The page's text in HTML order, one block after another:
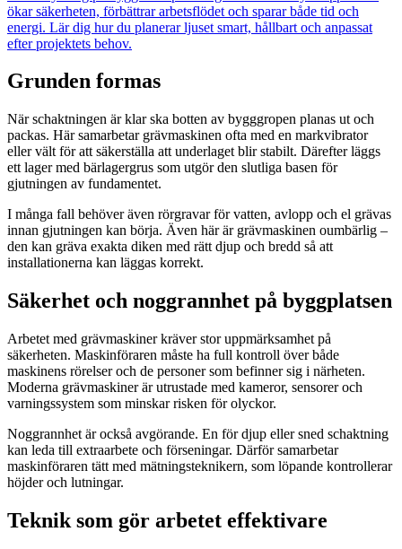
ökar säkerheten, förbättrar arbetsflödet och sparar både tid och
energi. Lär dig hur du planerar ljuset smart, hållbart och anpassat
efter projektets behov.
Grunden formas
När schaktningen är klar ska botten av bygggropen planas ut och
packas. Här samarbetar grävmaskinen ofta med en markvibrator
eller vält för att säkerställa att underlaget blir stabilt. Därefter läggs
ett lager med bärlagergrus som utgör den slutliga basen för
gjutningen av fundamentet.
I många fall behöver även rörgravar för vatten, avlopp och el grävas
innan gjutningen kan börja. Även här är grävmaskinen oumbärlig –
den kan gräva exakta diken med rätt djup och bredd så att
installationerna kan läggas korrekt.
Säkerhet och noggrannhet på byggplatsen
Arbetet med grävmaskiner kräver stor uppmärksamhet på
säkerheten. Maskinföraren måste ha full kontroll över både
maskinens rörelser och de personer som befinner sig i närheten.
Moderna grävmaskiner är utrustade med kameror, sensorer och
varningssystem som minskar risken för olyckor.
Noggrannhet är också avgörande. En för djup eller sned schaktning
kan leda till extraarbete och förseningar. Därför samarbetar
maskinföraren tätt med mätningsteknikern, som löpande kontrollerar
höjder och lutningar.
Teknik som gör arbetet effektivare